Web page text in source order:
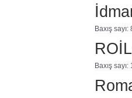
Baxış sayı:
Baxış sayı: